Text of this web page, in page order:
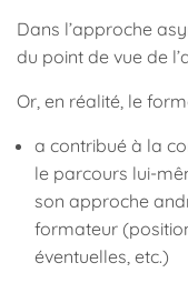
Dans l’approche
du point de vue de
Or, en réalité, le
a contribué à la
le parcours lui-
son approche
formateur
éventuelles, etc.)